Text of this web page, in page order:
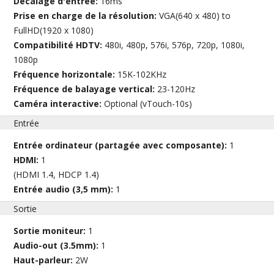
Prise en charge de la résolution:VGA(640 x 480) to
FullHD(1920 x 1080)
Compatibilité HDTV: 480i, 480p, 576i, 576p, 720p, 1080i,
1080p
Fréquence horizontale: 15K-102KHz
Fréquence de balayage vertical: 23-120Hz
Caméra interactive:Optional (vTouch-10s)
Entrée
Entrée ordinateur (partagée avec composante): 1
HDMI: 1
(HDMI 1.4, HDCP 1.4)
Entrée audio (3,5 mm): 1
Sortie
Sortie moniteur: 1
Audio-out (3.5mm): 1
Haut-parleur: 2W